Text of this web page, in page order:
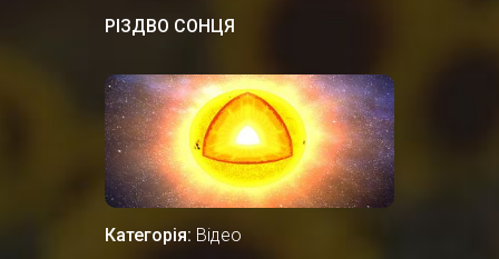
РІЗДВО СОНЦЯ
Категорія: Відео